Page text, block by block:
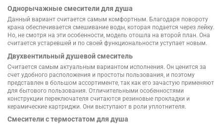
Однорычажные смесители для душа
Данный вариант считается самым комфортным. Благодаря повороту
крана обеспечивается смешивание воды, которая подается через лейку.
Но, не смотря на эти особенности, модель отошла на второй план. Она
считается устаревшей и по своей функциональности уступает новым.
Двухвентильный душевой смеситель
Считается самым актуальным вариантом исполнения. Он ценится за
счет удобного расположения и простоты пользования, и поэтому
представлен в большом ассортименте, так как его зачастую применяют
для бытового пользования. Отличительными особенностями
конструкции переключателя считаются резиновые прокладки и
керамические картриджи. Они выступают в роли уплотнителя.
Смесители с термостатом для душа